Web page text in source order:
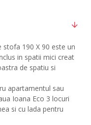
stofa 190 X 90 este un
in spatii mici creat
de spatiu si
apartamentul sau
Ioana Eco 3 locuri
si cu lada pentru